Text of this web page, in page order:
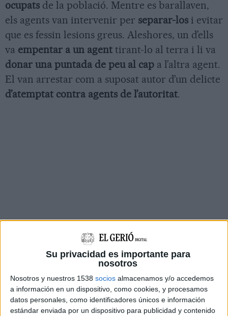
Su privacidad es importante para
nosotros
Nosotros y nuestros 1538 socios almacenamos y/o accedemos
a información en un dispositivo, como cookies, y procesamos
datos personales, como identificadores únicos e información
estándar enviada por un dispositivo para publicidad y contenido
ocupats de la població. Mentre es barallaven,
els agents van intervenir per separar-los i evitar
que es fessin lesions greus. Aleshores, un d’ells
va empentar a un agent tirant-lo al terra i li va
donar una puntada de peu al cap a l’altra agent.
El van arrestar com a suposat autor d’un delicte
d’atemptat contra agents de l’autoritat.